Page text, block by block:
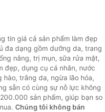
tin giá cả sản phẩm làm đẹp
đa dạng gồm dưỡng da, trang
nắng, trị mụn, sữa rửa mặt,
đẹp, dụng cụ cá nhân, nước
hào, trắng da, ngừa lão hóa,
sẵn có cùng sự nỗ lực không
sản phẩm, giúp bạn so
Chúng tôi không bán